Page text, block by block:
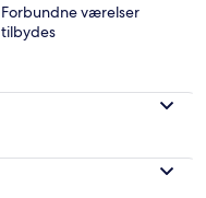
Forbundne værelser
tilbydes